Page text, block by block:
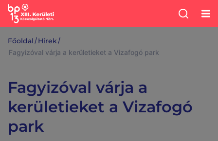
Főoldal /Hírek /
Fagyizóval várja a kerületieket a Vizafogó park
Fagyizóval várja a
kerületieket a Vizafogó
park